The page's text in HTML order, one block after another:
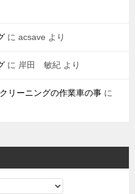
に acsave より
に 岸田 敏紀 より
リーニングの作業車の事 に